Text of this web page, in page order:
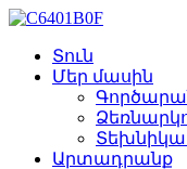
Տուն
Մեր մասին
Արտադրանք